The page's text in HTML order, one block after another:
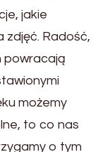
jakie
zdjęć. Radość,
powracają
możemy
to co nas
o tym